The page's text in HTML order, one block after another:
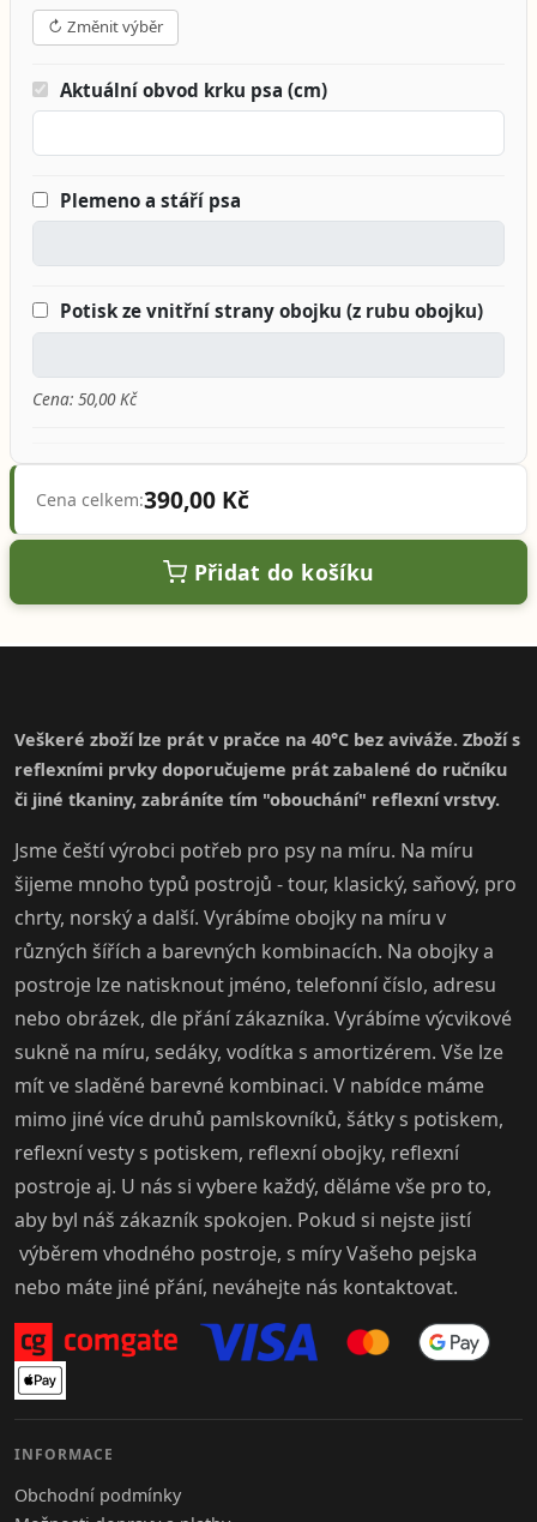
↻ Změnit výběr
Aktuální obvod krku psa (cm)
Plemeno a stáří psa
Potisk ze vnitřní strany obojku (z rubu obojku)
Cena: 50,00 Kč
Cena celkem:390,00 Kč
Přidat do košíku
Veškeré zboží lze prát v pračce na 40°C bez aviváže. Zboží s
reflexními prvky doporučujeme prát zabalené do ručníku
či jiné tkaniny, zabráníte tím "obouchání" reflexní vrstvy.
Jsme čeští výrobci potřeb pro psy na míru. Na míru
šijeme mnoho typů postrojů - tour, klasický, saňový, pro
chrty, norský a další. Vyrábíme obojky na míru v
různých šířích a barevných kombinacích. Na obojky a
postroje lze natisknout jméno, telefonní číslo, adresu
nebo obrázek, dle přání zákazníka. Vyrábíme výcvikové
sukně na míru, sedáky, vodítka s amortizérem. Vše lze
mít ve sladěné barevné kombinaci. V nabídce máme
mimo jiné více druhů pamlskovníků, šátky s potiskem,
reflexní vesty s potiskem, reflexní obojky, reflexní
postroje aj. U nás si vybere každý, děláme vše pro to,
aby byl náš zákazník spokojen. Pokud si nejste jistí
výběrem vhodného postroje, s míry Vašeho pejska
nebo máte jiné přání, neváhejte nás kontaktovat.
INFORMACE
Obchodní podmínky